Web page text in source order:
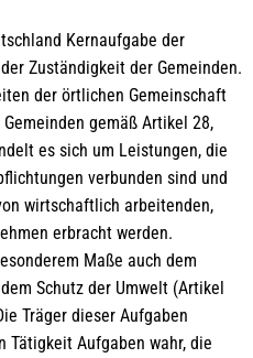
Kernaufgabe der
Zuständigkeit der Gemeinden.
der örtlichen Gemeinschaft
gemäß Artikel 28,
es sich um Leistungen, die
verbunden sind und
wirtschaftlich arbeitenden,
erbracht werden.
Maße auch dem
Schutz der Umwelt (Artikel
Träger dieser Aufgaben
Tätigkeit Aufgaben wahr, die